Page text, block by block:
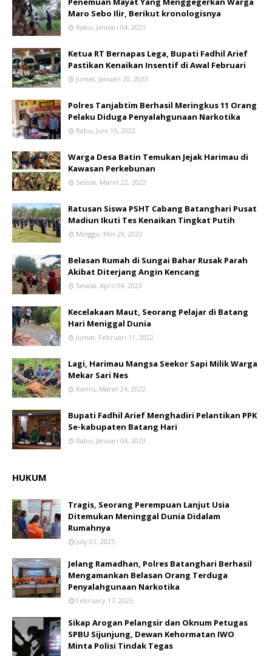
Maro Sebo Ilir, Berikut kronologisnya
Rabu, Januari 04, 2023
Ketua RT Bernapas Lega, Bupati Fadhil Arief
Pastikan Kenaikan Insentif di Awal Februari
Jumat, Januari 20, 2023
Polres Tanjabtim Berhasil Meringkus 11 Orang
Pelaku Diduga Penyalahgunaan Narkotika
Rabu, Juni 15, 2022
Warga Desa Batin Temukan Jejak Harimau di
Kawasan Perkebunan
Selasa, Maret 22, 2022
Ratusan Siswa PSHT Cabang Batanghari Pusat
Madiun Ikuti Tes Kenaikan Tingkat Putih
Minggu, Mei 29, 2022
Belasan Rumah di Sungai Bahar Rusak Parah
Akibat Diterjang Angin Kencang
Selasa, April 04, 2023
Kecelakaan Maut, Seorang Pelajar di Batang
Hari Meniggal Dunia
Jumat, Februari 11, 2022
Lagi, Harimau Mangsa Seekor Sapi Milik Warga
Mekar Sari Nes
Kamis, Maret 24, 2022
Bupati Fadhil Arief Menghadiri Pelantikan PPK
Se-kabupaten Batang Hari
Rabu, Januari 04, 2023
HUKUM
Tragis, Seorang Perempuan Lanjut Usia
Ditemukan Meninggal Dunia Didalam
Rumahnya
July 01, 2025
Jelang Ramadhan, Polres Batanghari Berhasil
Mengamankan Belasan Orang Terduga
Penyalahgunaan Narkotika
February 17, 2025
Sikap Arogan Pelangsir dan Oknum Petugas
SPBU Sijunjung, Dewan Kehormatan IWO
Minta Polisi Tindak Tegas